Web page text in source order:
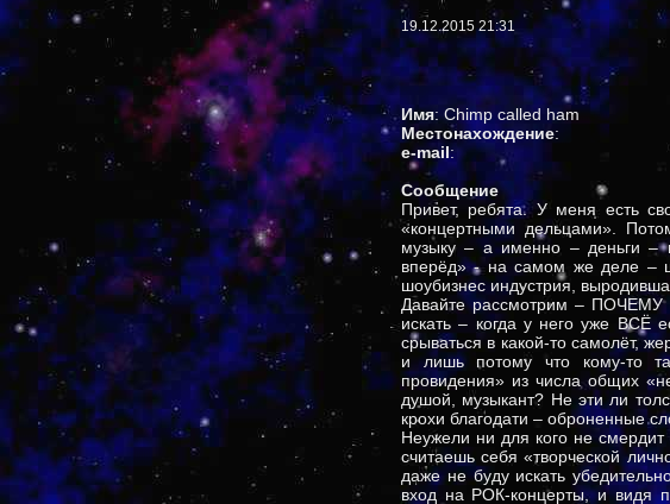
19.12.2015 21:31
Имя: Chimp called ham
Местонахождение:
e-mail:
Сообщение
Привет, ребята. У меня есть
«концертными дельцами».
музыку – а именно – деньги –
вперёд» - на самом же деле –
шоубизнес индустрия,
Давайте рассмотрим – ПОЧЕМУ
искать – когда у него уже ВСЁ
срываться в какой-то самолёт,
и лишь потому что кому-то
провидения» из числа общих
душой, музыкант? Не эти ли
крохи благодати – оброненные
Неужели ни для кого не
считаешь себя «творческой
даже не буду искать
вход на РОК-концерты, и видя